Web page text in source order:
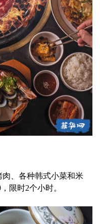
、各种韩式小菜和米
限时2个小时。